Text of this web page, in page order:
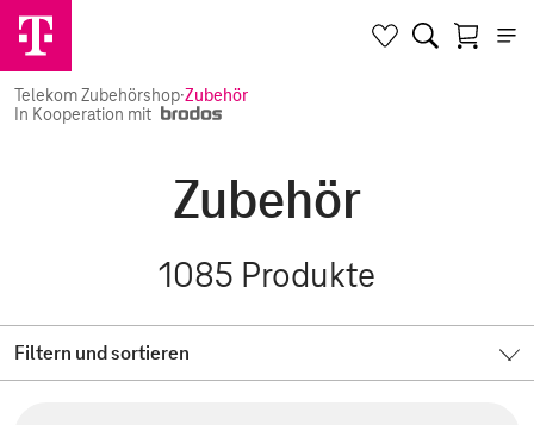
Telekom Zubehörshop·Zubehör
In Kooperation mit
Zubehör
1085 Produkte
Filtern und sortieren